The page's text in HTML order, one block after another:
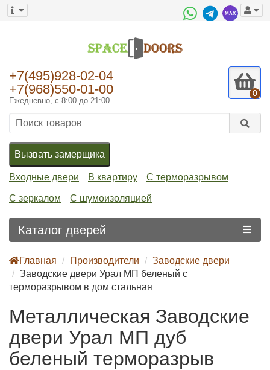
+7(495)928-02-04
+7(968)550-01-00
Ежедневно, с 8:00 до 21:00
0
Вызвать замерщика
Входные двери В квартиру С терморазрывом
С зеркалом С шумоизоляцией
Каталог дверей
Главная Производители
Заводские двери
Заводские двери Урал МП беленый с
терморазрывом в дом стальная
Металлическая Заводские
двери Урал МП дуб
беленый терморазрыв